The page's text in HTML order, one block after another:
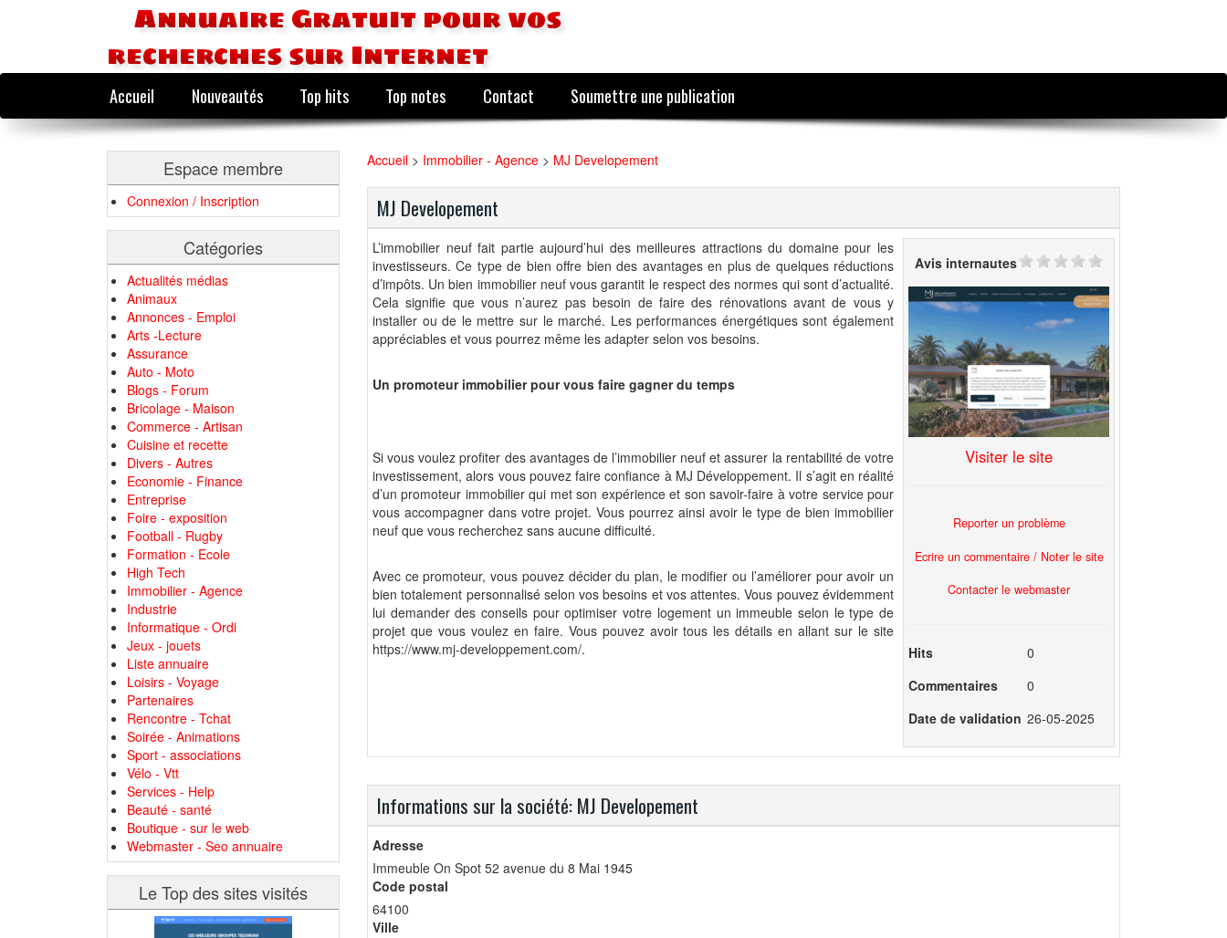
Annuaire Gratuit pour vos
recherches sur Internet
Accueil Nouveautés Top hits Top notes Contact Soumettre une publication
Espace membre
Connexion / Inscription
Catégories
Actualités médias
Animaux
Annonces - Emploi
Arts -Lecture
Assurance
Auto - Moto
Blogs - Forum
Bricolage - Maison
Commerce - Artisan
Cuisine et recette
Divers - Autres
Economie - Finance
Entreprise
Foire - exposition
Football - Rugby
Formation - Ecole
High Tech
Immobilier - Agence
Industrie
Informatique - Ordi
Jeux - jouets
Liste annuaire
Loisirs - Voyage
Partenaires
Rencontre - Tchat
Soirée - Animations
Sport - associations
Vélo - Vtt
Services - Help
Beauté - santé
Boutique - sur le web
Webmaster - Seo annuaire
Le Top des sites visités
Accueil > Immobilier - Agence > MJ Developement
MJ Developement
L’immobilier neuf fait partie aujourd’hui des meilleures attractions du domaine pour les
investisseurs. Ce type de bien offre bien des avantages en plus de quelques réductions
d’impôts. Un bien immobilier neuf vous garantit le respect des normes qui sont d’actualité.
Cela signifie que vous n’aurez pas besoin de faire des rénovations avant de vous y
installer ou de le mettre sur le marché. Les performances énergétiques sont également
appréciables et vous pourrez même les adapter selon vos besoins.
Un promoteur immobilier pour vous faire gagner du temps
Si vous voulez profiter des avantages de l’immobilier neuf et assurer la rentabilité de votre
investissement, alors vous pouvez faire confiance à MJ Développement. Il s’agit en réalité
d’un promoteur immobilier qui met son expérience et son savoir-faire à votre service pour
vous accompagner dans votre projet. Vous pourrez ainsi avoir le type de bien immobilier
neuf que vous recherchez sans aucune difficulté.
Avec ce promoteur, vous pouvez décider du plan, le modifier ou l’améliorer pour avoir un
bien totalement personnalisé selon vos besoins et vos attentes. Vous pouvez évidemment
lui demander des conseils pour optimiser votre logement un immeuble selon le type de
projet que vous voulez en faire. Vous pouvez avoir tous les détails en allant sur le site
https://www.mj-developpement.com/.
Avis internautes
Visiter le site
Reporter un problème
Ecrire un commentaire / Noter le site
Contacter le webmaster
Hits
0
Commentaires
0
Date de validation 26-05-2025
Informations sur la société: MJ Developement
Adresse
Immeuble On Spot 52 avenue du 8 Mai 1945
Code postal
64100
Ville